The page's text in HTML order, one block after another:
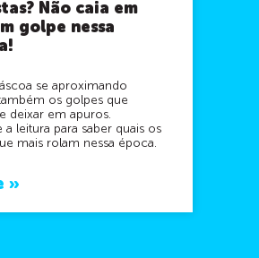
Não caia em
golpe nessa
se aproximando
os golpes que
deixar em apuros.
a leitura para saber quais os
mais rolam nessa época.
»